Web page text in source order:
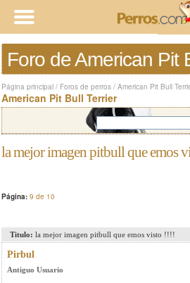
Foro de American Pit
Página principal / Foros de perros / American Pit Bull
American Pit Bull Terrier
la mejor imagen pitbull que emos
Página: 9 de 10
Titulo: la mejor imagen pitbull que emos visto !!!!
Pirbul
Antiguo Usuario